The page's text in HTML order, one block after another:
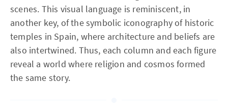
scenes. This visual language is reminiscent, in
another key, of the symbolic iconography of historic
temples in Spain, where architecture and beliefs are
also intertwined. Thus, each column and each figure
reveal a world where religion and cosmos formed
the same story.